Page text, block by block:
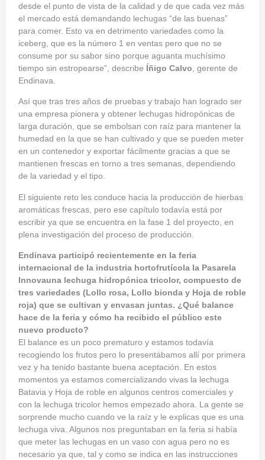
desde el punto de vista de la calidad y de que cada vez más
el mercado está demandando lechugas “de las buenas”
para comer. Esto va en detrimento variedades como la
iceberg, que es la número 1 en ventas pero que no se
consume por su sabor sino porque aguanta muchísimo
tiempo sin estropearse”, describe Íñigo Calvo , gerente de
Endinava.
Así que tras tres años de pruebas y trabajo han logrado ser
una empresa pionera y obtener lechugas hidropónicas de
larga duración, que se embolsan con raíz para mantener la
humedad en la que se han cultivado y que se pueden meter
en un contenedor y exportar fácilmente gracias a que se
mantienen frescas en torno a tres semanas, dependiendo
de la variedad y el tipo.
El siguiente reto les conduce hacia la producción de hierbas
aromáticas frescas, pero ese capítulo todavía está por
escribir ya que se encuentra en la fase 1 del proyecto, en
plena investigación del proceso de producción.
Endinava participó recientemente en la feria
internacional de la industria hortofrutícola la Pasarela
Innovauna lechuga hidropónica tricolor, compuesto de
tres variedades (Lollo rosa, Lollo bionda y Hoja de roble
roja) que se cultivan y envasan juntas. ¿Qué balance
hace de la feria y cómo ha recibido el público este
nuevo producto?
El balance es un poco prematuro y estamos todavía
recogiendo los frutos pero lo presentábamos allí por primera
vez y ha tenido bastante buena aceptación. En estos
momentos ya estamos comercializando vivas la lechuga
Batavia y Hoja de roble en algunos centros comerciales y
con la lechuga tricolor hemos empezado ahora. La gente se
sorprende mucho cuando ve la raíz y le explicas que es una
lechuga viva. Algunos nos preguntaban en la feria si había
que meter las lechugas en un vaso con agua pero no es
necesario ya que, tal y como se indica en las instrucciones